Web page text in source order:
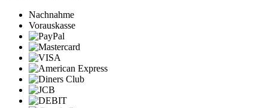
Nachnahme
Vorauskasse